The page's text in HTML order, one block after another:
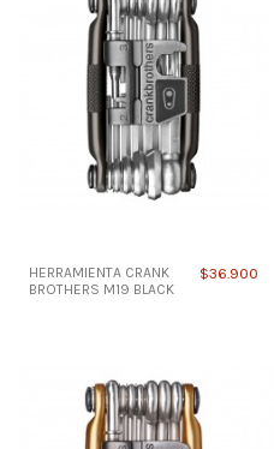
HERRAMIENTA CRANK
BROTHERS M19 BLACK
$36.900